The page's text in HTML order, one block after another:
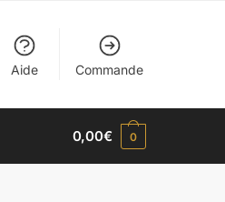
Aide Commande
0,00€ 0